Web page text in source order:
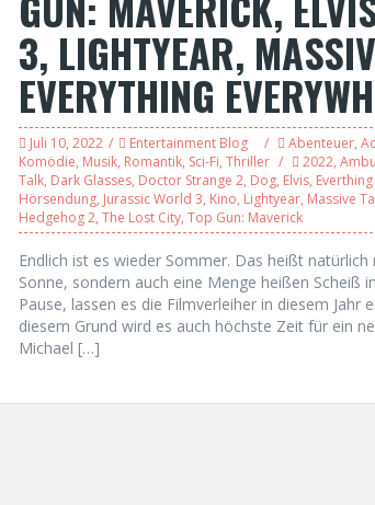
3, LIGHTYEAR,
EVERYTHING
Juli 10, 2022 Entertainment Blog Abenteuer,
Komödie, Musik, Romantik, Sci-Fi, Thriller 2022,
Talk, Dark Glasses, Doctor Strange 2, Dog, Elvis,
Hörsendung, Jurassic World 3, Kino, Lightyear, Massive
Hedgehog 2, The Lost City, Top Gun: Maverick
Endlich ist es wieder Sommer. Das heißt
Sonne, sondern auch eine Menge heißen Scheiß
Pause, lassen es die Filmverleiher in diesem Jahr
diesem Grund wird es auch höchste Zeit für ein
Michael […]